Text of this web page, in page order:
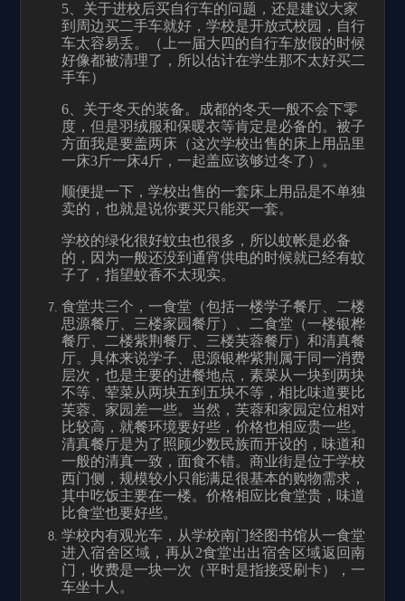
5、关于进校后买自行车的问题，还是建议大家
到周边买二手车就好，学校是开放式校园，自行
车太容易丢。（上一届大四的自行车放假的时候
好像都被清理了，所以估计在学生那不太好买二
手车）
6、关于冬天的装备。成都的冬天一般不会下零
度，但是羽绒服和保暖衣等肯定是必备的。被子
方面我是要盖两床（这次学校出售的床上用品里
一床3斤一床4斤，一起盖应该够过冬了）。
顺便提一下，学校出售的一套床上用品是不单独
卖的，也就是说你要买只能买一套。
学校的绿化很好蚊虫也很多，所以蚊帐是必备
的，因为一般还没到通宵供电的时候就已经有蚊
子了，指望蚊香不太现实。
食堂共三个，一食堂（包括一楼学子餐厅、二楼
思源餐厅、三楼家园餐厅）、二食堂（一楼银桦
餐厅、二楼紫荆餐厅、三楼芙蓉餐厅）和清真餐
厅。具体来说学子、思源银桦紫荆属于同一消费
层次，也是主要的进餐地点，素菜从一块到两块
不等、荤菜从两块五到五块不等，相比味道要比
芙蓉、家园差一些。当然，芙蓉和家园定位相对
比较高，就餐环境要好些，价格也相应贵一些。
清真餐厅是为了照顾少数民族而开设的，味道和
一般的清真一致，面食不错。商业街是位于学校
西门侧，规模较小只能满足很基本的购物需求，
其中吃饭主要在一楼。价格相应比食堂贵，味道
比食堂也要好些。
学校内有观光车，从学校南门经图书馆从一食堂
进入宿舍区域，再从2食堂出出宿舍区域返回南
门，收费是一块一次（平时是指接受刷卡），一
车坐十人。